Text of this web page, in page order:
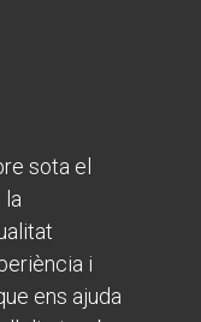
sota el
la
i
ens ajuda